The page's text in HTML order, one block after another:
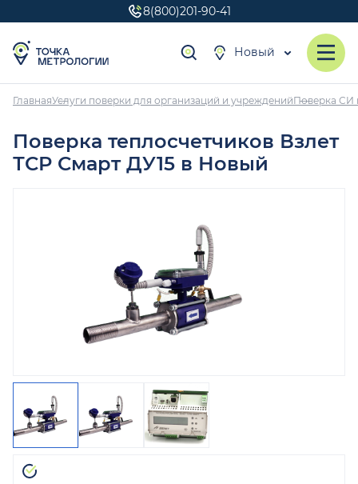
8(800)201-90-41
Новый
ГлавнаяУслуги поверки для организаций и учрежденийПоверка СИ
Поверка теплосчетчиков Взлет
ТСР Смарт ДУ15 в Новый